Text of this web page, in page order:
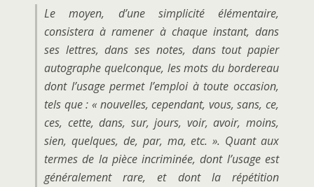
Le moyen, d’une simplicité élémentaire,
consistera à ramener à chaque instant, dans
ses lettres, dans ses notes, dans tout papier
autographe quelconque, les mots du bordereau
dont l’usage permet l’emploi à toute occasion,
tels que : « nouvelles, cependant, vous, sans, ce,
ces, cette, dans, sur, jours, voir, avoir, moins,
sien, quelques, de, par, ma, etc. ». Quant aux
termes de la pièce incriminée, dont l’usage est
généralement rare, et dont la répétition